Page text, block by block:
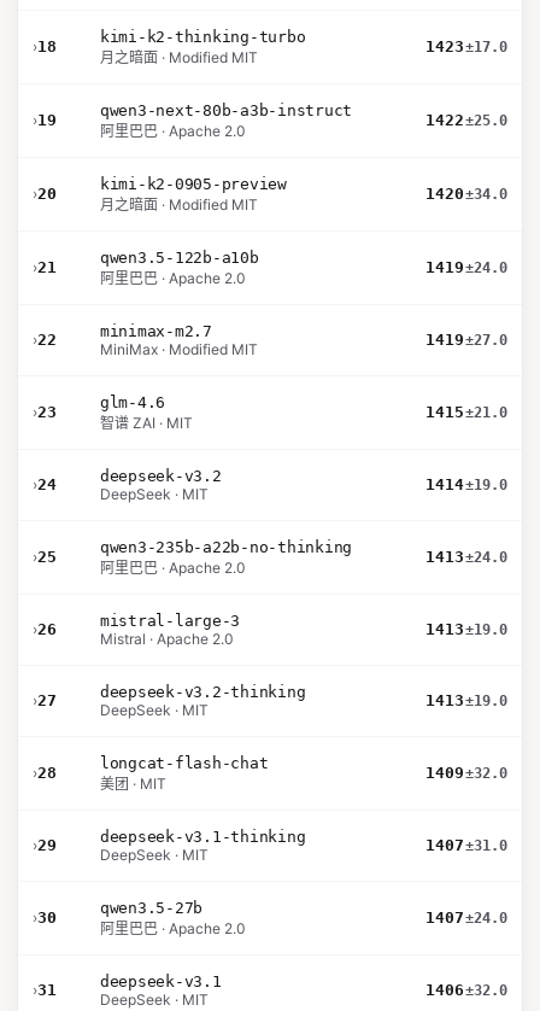
›18
kimi-k2-thinking-turbo
月之暗面 · Modified MIT
1423±17.0
›19
qwen3-next-80b-a3b-instruct
阿里巴巴 · Apache 2.0
1422±25.0
›20
kimi-k2-0905-preview
月之暗面 · Modified MIT
1420±34.0
›21
qwen3.5-122b-a10b
阿里巴巴 · Apache 2.0
1419±24.0
›22
minimax-m2.7
MiniMax · Modified MIT
1419±27.0
›23
glm-4.6
智谱 ZAI · MIT
1415±21.0
›24
deepseek-v3.2
DeepSeek · MIT
1414±19.0
›25
qwen3-235b-a22b-no-thinking
阿里巴巴 · Apache 2.0
1413±24.0
›26
mistral-large-3
Mistral · Apache 2.0
1413±19.0
›27
deepseek-v3.2-thinking
DeepSeek · MIT
1413±19.0
›28
longcat-flash-chat
美团 · MIT
1409±32.0
›29
deepseek-v3.1-thinking
DeepSeek · MIT
1407±31.0
›30
qwen3.5-27b
阿里巴巴 · Apache 2.0
1407±24.0
›31
deepseek-v3.1
DeepSeek · MIT
1406±32.0